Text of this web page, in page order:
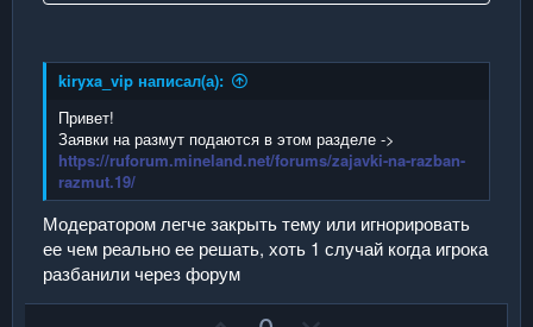
kiryxa_vip написал(а):
Привет!
Заявки на размут подаются в этом разделе ->
https://ruforum.mineland.net/forums/zajavki-na-razban-
razmut.19/
Модератором легче закрыть тему или игнорировать
ее чем реально ее решать, хоть 1 случай когда игрока
разбанили через форум